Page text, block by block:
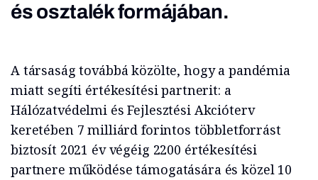
és osztalék formájában.
A társaság továbbá közölte, hogy a pandémia
miatt segíti értékesítési partnerit: a
Hálózatvédelmi és Fejlesztési Akcióterv
keretében 7 milliárd forintos többletforrást
biztosít 2021 év végéig 2200 értékesítési
partnere működése támogatására és közel 10